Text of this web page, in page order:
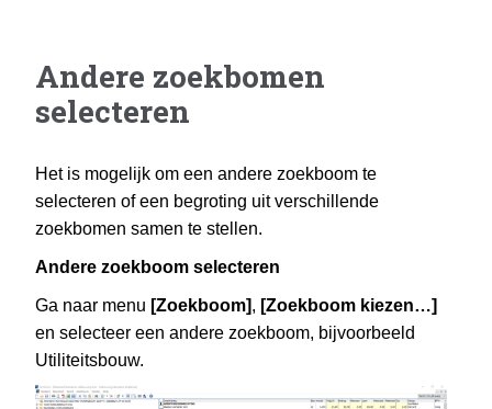
Andere zoekbomen
selecteren
Het is mogelijk om een andere zoekboom te
selecteren of een begroting uit verschillende
zoekbomen samen te stellen.
Andere zoekboom selecteren
Ga naar menu [Zoekboom], [Zoekboom kiezen…]
en selecteer een andere zoekboom, bijvoorbeeld
Utiliteitsbouw.